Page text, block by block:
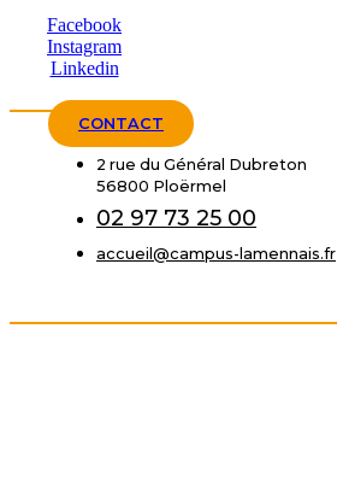
Facebook
Instagram
Linkedin
CONTACT
2 rue du Général Dubreton
56800 Ploërmel
02 97 73 25 00
accueil@campus-lamennais.fr